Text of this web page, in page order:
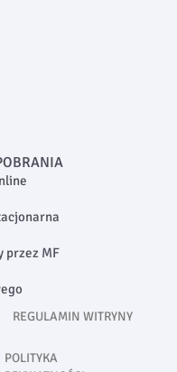
przez MF
REGULAMIN WITRYNY
POLITYKA